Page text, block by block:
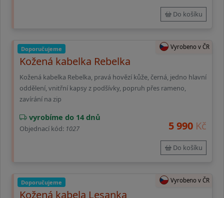
Do košíku
Doporučujeme Vyrobeno v ČR
Kožená kabelka Rebelka
Kožená kabelka Rebelka, pravá hovězí kůže, černá, jedno hlavní
oddělení, vnitřní kapsy z podšívky, popruh přes rameno,
zavírání na zip
vyrobíme do 14 dnů
Objednací kód: 1027 5 990 Kč
Do košíku
Doporučujeme Vyrobeno v ČR
Kožená kabela Lesanka